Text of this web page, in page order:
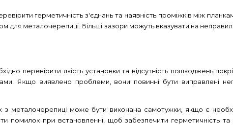
герметичність з'єднань та наявність проміжків між
для металочерепиці. Більші зазори можуть вказувати на
перевірити якість установки та відсутність пошкоджень
Якщо виявлено проблеми, вони повинні бути виправлені
з металочерепиці може бути виконана самотужки, якщо є
помилок при встановленні, щоб забезпечити герметичність та